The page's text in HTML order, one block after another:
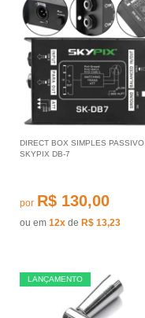
DIRECT BOX SIMPLES PASSIVO
SKYPIX DB-7
por R$ 130,00
ou em 12x de R$ 13,23
LANÇAMENTO